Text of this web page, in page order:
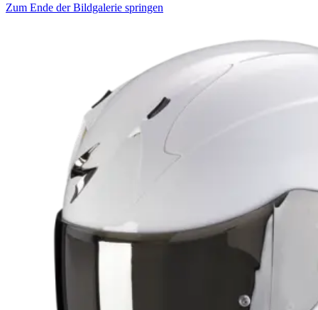
Zum Ende der Bildgalerie springen